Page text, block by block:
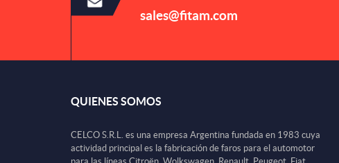
sales@fitam.com
QUIENES SOMOS
CELCO S.R.L. es una empresa Argentina fundada en 1983 cuya
actividad principal es la fabricación de faros para el automotor